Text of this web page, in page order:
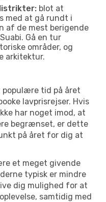
blot at
med at gå rundt i
af de mest berigende
Gå en tur
områder, og
arkitektur.
populære tid på året
lavprisrejser. Hvis
har noget imod, at
begrænset, er dette
på året for dig at
et meget givende
typisk er mindre
dig mulighed for at
samtidig med